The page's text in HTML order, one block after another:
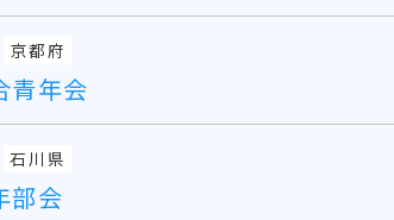
京都府
青年会
石川県
部会